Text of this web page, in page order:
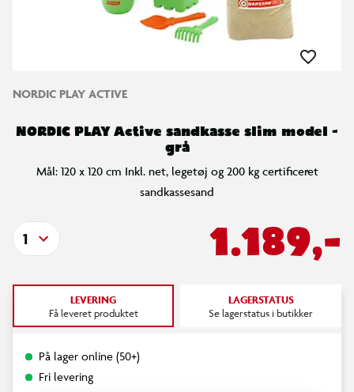
NORDIC PLAY ACTIVE
NORDIC PLAY Active sandkasse slim model -
grå
Mål: 120 x 120 cm Inkl. net, legetøj og 200 kg certificeret
sandkassesand
1.189,-
1
LEVERING
Få leveret produktet
LAGERSTATUS
Se lagerstatus i butikker
På lager online (50+)
Fri levering